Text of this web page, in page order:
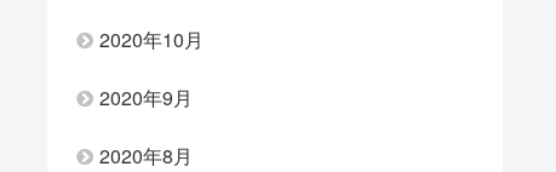
2020年10月
2020年9月
2020年8月